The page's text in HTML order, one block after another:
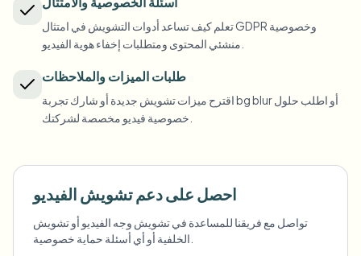
طمس تسجيل الشاشة
مقابلة الشارع للمدوّن
طمس أي شيء
AI Video Object Remover
طمس الوجوه في الصور
أداة إخفاء هوية الصوت
تبديل الوجه - صورة
لقطات المتاجر والمستودعات
الرعاية الصحية
القطاع العام
FOIA والإفصاح الآمن والتنقيح
إخفاء هوية الوجه بالجملة
دفعات كبيرة والاحتفاظ واتفاقيات مستوى الخدمة
طمس لوحات الترخيص بالجملة
الأسطول وكاميرات السيارات ومواقف السيارات
الأدوات
الفئة
المنتجات
أسئلة الخصوصية والامتثال
تعلم كيف تساعد أدوات التشويش في امتثال GDPR وخصوصية
طلبات الميزات والملاحظات
اقترح ميزات تشويش جديدة أو شارك تجربة bg blur أو اطلب حلول
احصل على دعم تشويش الفيديو
تواصل مع فريقنا للمساعدة في تشويش وجه الفيديو أو تشويش